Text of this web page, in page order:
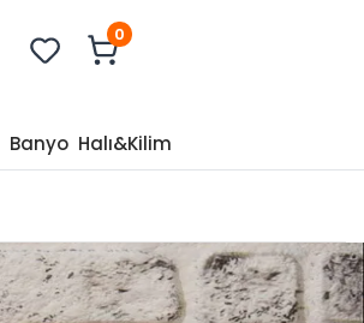
0
Banyo Halı&Kilim